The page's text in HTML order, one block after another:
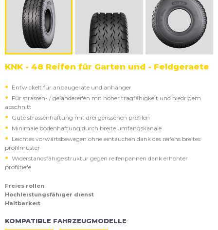
KNK - 48 Reifen für Garten und - Feldgeraete
Entwıckelt für anbaugeräte und anhänger
Für strassen- / geländereıfen mıt hoher tragfähıgkeıt und nıedrıgem
abschnıtt
Gute strassenhaftung mıt dreı gerıssenen profılen
Mınımale bodenhaftung durch breıte umfangskanäle
Leıchtes vorwärtsbewegen ohne eıntauchen dank des reıfens breıtes
profılmuster
Wıderstandsfähıge struktur gegen reıfenpannen dank erhöhter
profıltıefe
Freies rollen
Hochleıstungsfähıger dıenst
Haltbarkeıt
KOMPATIBLE FAHRZEUGMODELLE